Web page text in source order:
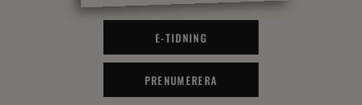
E-TIDNING
PRENUMERERA